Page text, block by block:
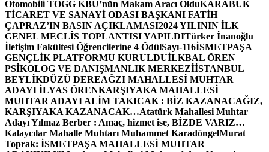
Otomobili TOGG KBÜ’nün Makam Aracı OlduKARABÜK
TİCARET VE SANAYİ ODASI BAŞKANI FATİH
ÇAPRAZ’IN BASIN AÇIKLAMASI2024 YILININ İLK
GENEL MECLİS TOPLANTISI YAPILDITürker İnanoğlu
İletişim Fakültesi Öğrencilerine 4 ÖdülSayı-116İSMETPAŞA
GENÇLİK PLATFORMU KURULDUİLKBAL ÖREN
PSİKOLOG VE DANIŞMANLIK MERKEZİİSTANBUL
BEYLİKDÜZÜ DEREAĞZI MAHALLESİ MUHTAR
ADAYI İLYAS ÖRENKARŞIYAKA MAHALLESİ
MUHTAR ADAYI ALİM TAKICAK : BİZ KAZANACAĞIZ,
KARŞIYAKA KAZANACAK…Atatürk Mahallesi Muhtar
Adayı Yılmaz Berber : Amaç, hizmet ise, BİZDE VARIZ…
Kalaycılar Mahalle Muhtarı Muhammet KaradöngelMurat
Toprak: İSMETPAŞA MAHALLESİ MUHTAR